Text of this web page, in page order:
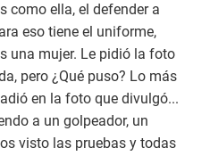
como ella, el defender a
eso tiene el uniforme,
una mujer. Le pidió la foto
pero ¿Qué puso? Lo más
en la foto que divulgó...
a un golpeador, un
visto las pruebas y todas